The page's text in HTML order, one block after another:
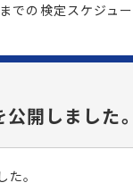
での検定スケジュー
開しました。
。